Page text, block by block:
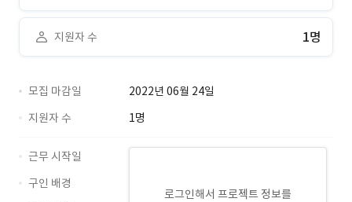
지원자 수 1명
모집 마감일
2022년 06월 24일
지원자 수
1명
로그인해서 프로젝트 정보를
근무 시작일
구인 배경